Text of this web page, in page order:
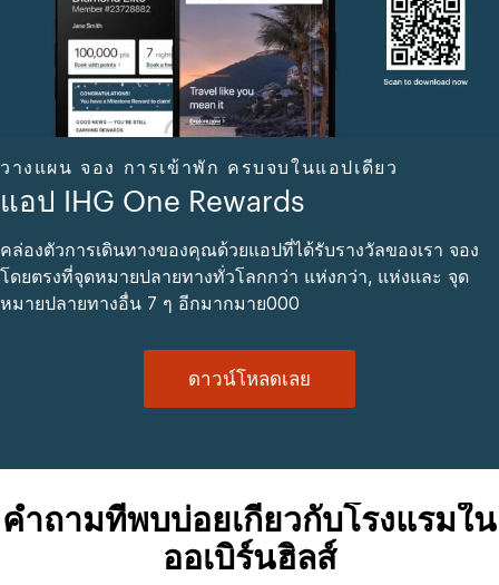
วางแผน จอง การเข้าพัก ครบจบในแอปเดียว
แอป IHG One Rewards
คล่องตัวการเดินทางของคุณด้วยแอปที่ได้รับรางวัลของเรา จอง
โดยตรงที่จุดหมายปลายทางทั่วโลกกว่า แห่งกว่า, แห่งและ จุด
หมายปลายทางอื่น 7 ๆ อีกมากมาย000
ดาวน์โหลดเลย
คำถามที่พบบ่อยเกี่ยวกับโรงแรมใน
ออเบิร์นฮิลส์